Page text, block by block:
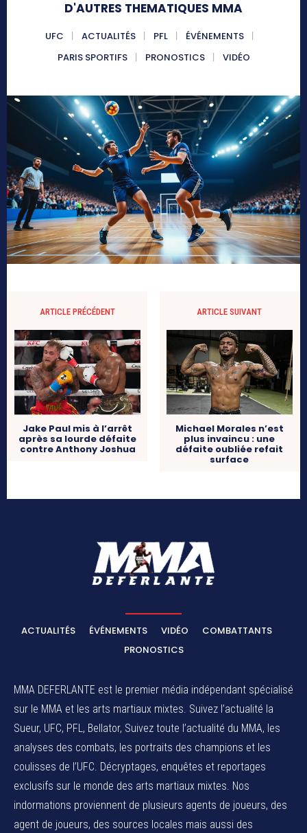
D'AUTRES THEMATIQUES MMA
UFC ACTUALITÉS PFL
ÉVÉNEMENTS
PARIS SPORTIFS
PRONOSTICS VIDÉO
ARTICLE PRÉCÉDENT
Jake Paul mis à l’arrêt
après sa lourde défaite
contre Anthony Joshua
ARTICLE SUIVANT
Michael Morales n’est
plus invaincu : une
défaite oubliée refait
surface
ACTUALITÉS ÉVÉNEMENTS VIDÉO
COMBATTANTS
PRONOSTICS
MMA DEFERLANTE est le premier média indépendant spécialisé
sur le MMA et les arts martiaux mixtes. Suivez l’actualité la
Sueur, UFC, PFL, Bellator, Suivez toute l’actualité du MMA, les
analyses des combats, les portraits des champions et les
coulisses de l’UFC. Décryptages, enquêtes et reportages
exclusifs sur le monde des arts martiaux mixtes. Nos
indormations proviennent de plusieurs agents de joueurs, des
agent de joueurs, des sources locales mais aussi des